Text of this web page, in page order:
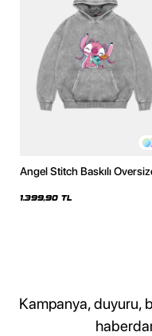
Angel Stitch Baskılı
1.399,90 TL
Kampanya, duyuru,